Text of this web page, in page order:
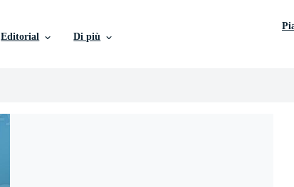
Editorial Di più